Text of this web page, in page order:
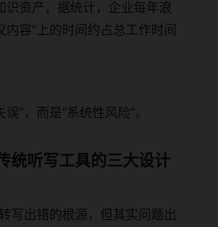
识资产，据统计，企业每年浪
内容”上的时间约占总工作时间
”，而是“系统性风险”。
统听写工具的三大设计
写出错的根源，但其实问题出